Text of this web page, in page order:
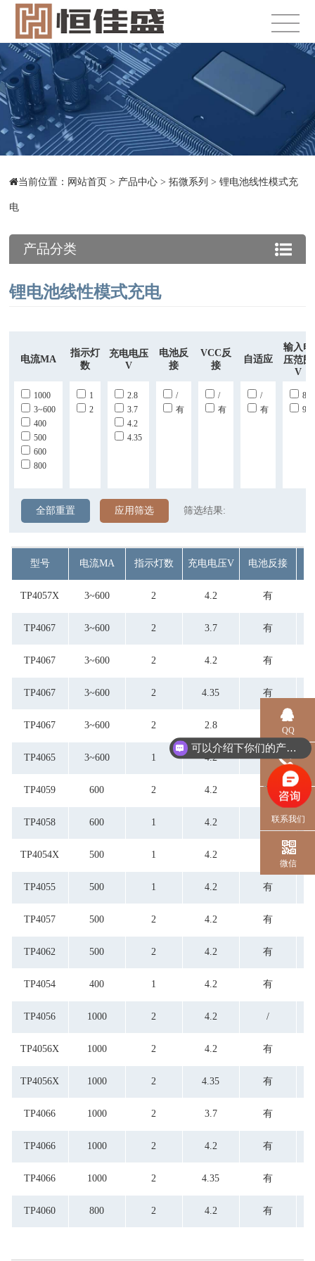
当前位置： 网站首页 > 产品中心 >拓微系列 >锂电池线性模式充
电
产品分类
锂电池线性模式充电
电流mA
指示灯
数
充电电压
V
电池反
接
VCC反
接
自适应
输入电
压范围
V
1000
3~600
400
500
600
800
1
2
2.8
3.7
4.2
4.35
/
有
/
有
/
有
8
9
全部重置 应用筛选 筛选结果:
型号 电流mA 指示灯数 充电电压V 电池反接
TP4057X 3~600 2 4.2 有
TP4067 3~600 2 3.7 有
TP4067 3~600 2 4.2 有
TP4067 3~600 2 4.35 有
TP4067 3~600 2 2.8
TP4065 3~600 1 4.2 有
TP4059 600 2 4.2 有
TP4058 600 1 4.2 有
TP4054X 500 1 4.2
TP4055 500 1 4.2 有
TP4057 500 2 4.2 有
TP4062 500 2 4.2 有
TP4054 400 1 4.2 有
TP4056 1000 2 4.2 /
TP4056X 1000 2 4.2 有
TP4056X 1000 2 4.35 有
TP4066 1000 2 3.7 有
TP4066 1000 2 4.2 有
TP4066 1000 2 4.35 有
TP4060 800 2 4.2 有
QQ
电话
联系我们
微信
可以介绍下你们的产品么？